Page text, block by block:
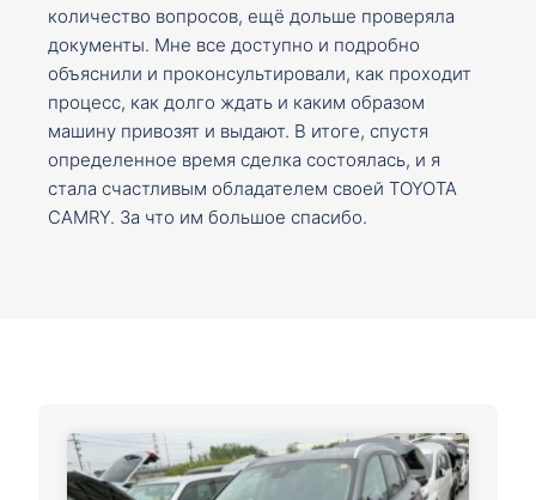
количество вопросов, ещё дольше проверяла
документы. Мне все доступно и подробно
объяснили и проконсультировали, как проходит
процесс, как долго ждать и каким образом
машину привозят и выдают. В итоге, спустя
определенное время сделка состоялась, и я
стала счастливым обладателем своей TOYOTA
CAMRY. За что им большое спасибо.